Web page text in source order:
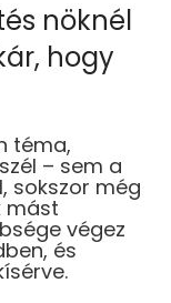
nöknél
hogy
téma,
– sem a
sokszor még
mást
végez
és